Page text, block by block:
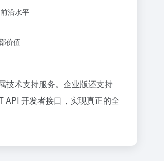
沿水平
价值
技术支持服务。企业版还支持
API 开发者接口，实现真正的全